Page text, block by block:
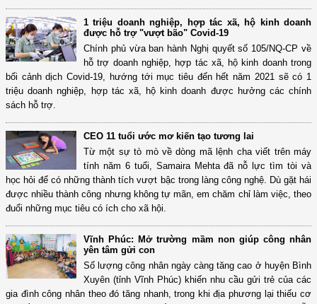
1 triệu doanh nghiệp, hợp tác xã, hộ kinh doanh
được hỗ trợ "vượt bão" Covid-19
Chính phủ vừa ban hành Nghị quyết số 105/NQ-CP về
hỗ trợ doanh nghiệp, hợp tác xã, hộ kinh doanh trong
bối cảnh dịch Covid-19, hướng tới mục tiêu đến hết năm 2021 sẽ có 1
triệu doanh nghiệp, hợp tác xã, hộ kinh doanh được hưởng các chính
sách hỗ trợ.
CEO 11 tuổi ước mơ kiến tạo tương lai
Từ một sự tò mò về dòng mã lệnh cha viết trên máy
tính năm 6 tuổi, Samaira Mehta đã nỗ lực tìm tòi và
học hỏi để có những thành tích vượt bậc trong làng công nghệ. Dù gặt hái
được nhiều thành công nhưng không tự mãn, em chăm chỉ làm việc, theo
đuổi những mục tiêu có ích cho xã hội.
Vĩnh Phúc: Mở trường mầm non giúp công nhân
yên tâm gửi con
Số lượng công nhân ngày càng tăng cao ở huyện Bình
Xuyên (tỉnh Vĩnh Phúc) khiến nhu cầu gửi trẻ của các
gia đình công nhân theo đó tăng nhanh, trong khi địa phương lại thiếu cơ